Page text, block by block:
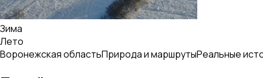
Зима
Лето
Воронежская областьПрирода и маршрутыРеальные